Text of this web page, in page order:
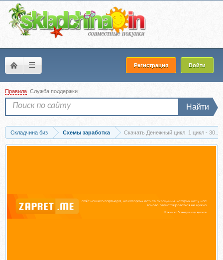
☰ Регистрация Войти
Правила Служба поддержки
Найти
Складчина биз Схемы заработка Скачать Денежный цикл. 1 цикл - 300